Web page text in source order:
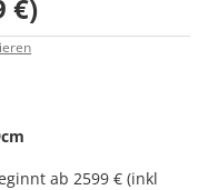
€)
ab 2599 € (inkl